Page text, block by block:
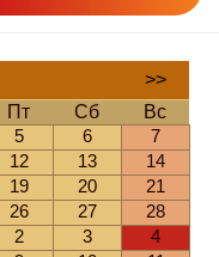
>>
Пт Сб
Вс
5 6
7
12 13
14
19 20
21
26 27
28
2 3
4